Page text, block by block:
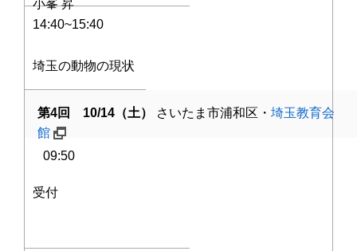
小峯 昇
14:40~15:40
埼玉の動物の現状
第4回 10/14（土） さいたま市浦和区・ 埼玉教育会
館
09:50
受付